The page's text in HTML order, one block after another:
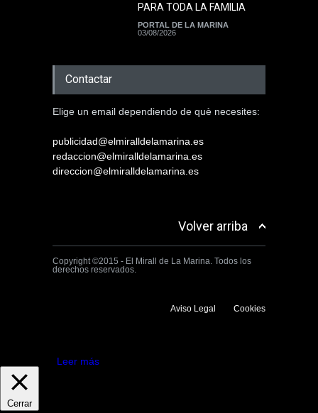
PARA TODA LA FAMILIA
PORTAL DE LA MARINA
03/08/2026
Contactar
Elige un email dependiendo de què necesites:
publicidad@elmiralldelamarina.es
redaccion@elmiralldelamarina.es
direccion@elmiralldelamarina.es
Volver arriba
Copyright ©2015 - El Mirall de La Marina. Todos los
derechos reservados.
Aviso Legal Cookies
Leer más
Cerrar